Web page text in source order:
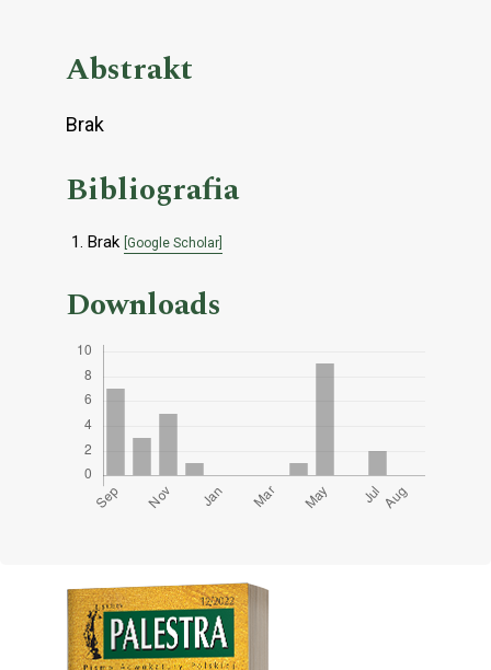
Abstrakt
Brak
Bibliografia
Brak [Google Scholar]
Downloads
Cover image